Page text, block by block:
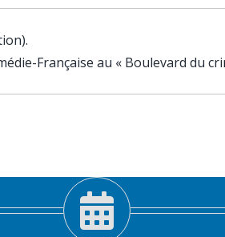
Française au « Boulevard du